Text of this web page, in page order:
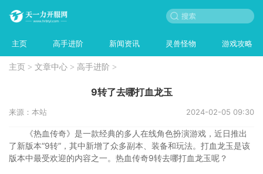
主页 高手进阶 新闻资讯 灵兽怪物 游戏攻略
主页 > 文章中心 > 高手进阶 >
9转了去哪打血龙玉
来源：本站 2024-02-05 09:30
《热血传奇》是一款经典的多人在线角色扮演游戏，近日推出
了新版本“9转”，其中新增了众多副本、装备和玩法。打血龙玉是该
版本中最受欢迎的内容之一。热血传奇9转去哪打血龙玉呢？